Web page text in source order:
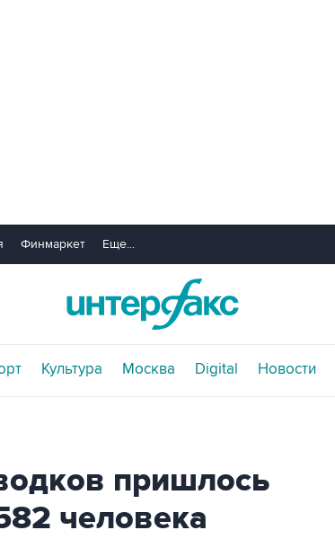
Финмаркет Еще...
Культура Москва Digital Новости
пришлось
человека